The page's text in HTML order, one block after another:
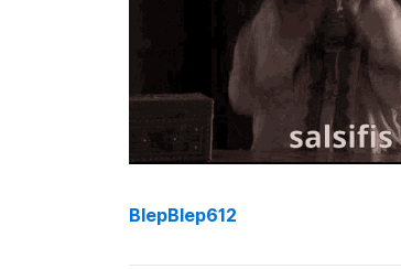
BlepBlep612